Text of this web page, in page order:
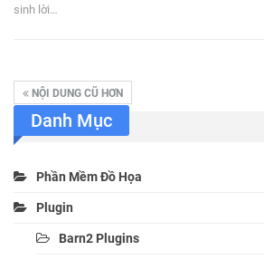
sinh lời…
NỘI DUNG CŨ HƠN
Danh Mục
Phần Mềm Đồ Họa
Plugin
Barn2 Plugins